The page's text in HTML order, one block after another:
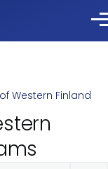
Western Finland